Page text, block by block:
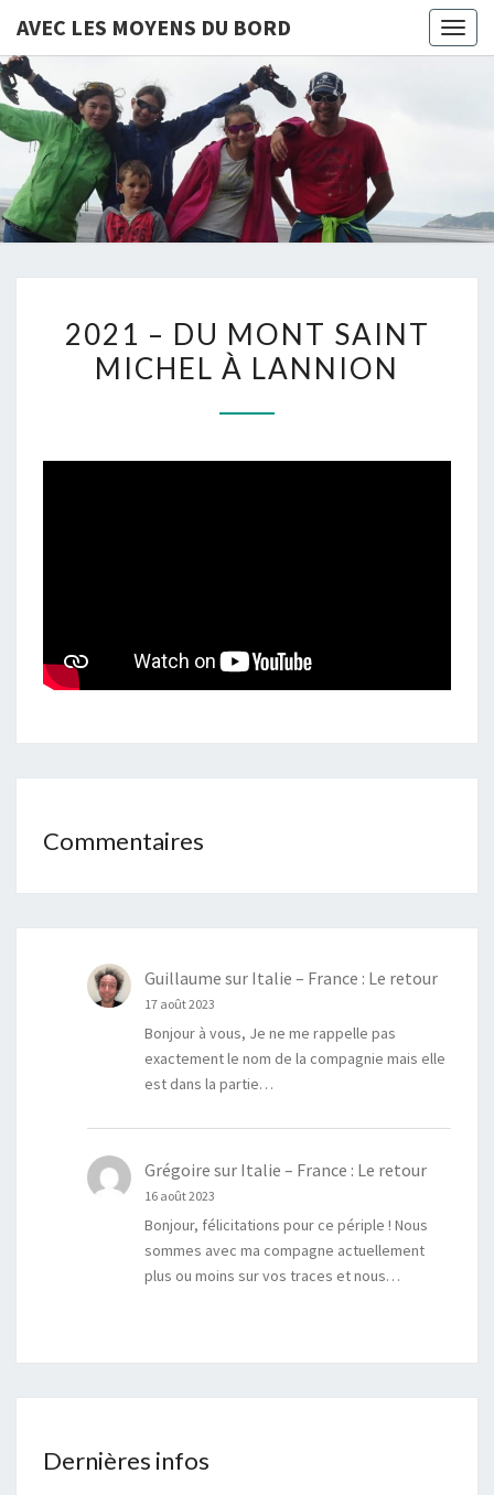
AVEC LES MOYENS DU BORD
AVEC
LES
MOYENS
BORD
–
DU
MICHEL
2021 – DU MONT SAINT
MICHEL À LANNION
Commentaires
Guillaume sur Italie – France : Le retour
17 août 2023
Bonjour à vous, Je ne me rappelle pas
exactement le nom de la compagnie mais elle
est dans la partie…
Grégoire sur Italie – France : Le retour
16 août 2023
Bonjour, félicitations pour ce périple ! Nous
sommes avec ma compagne actuellement
plus ou moins sur vos traces et nous…
Dernières infos